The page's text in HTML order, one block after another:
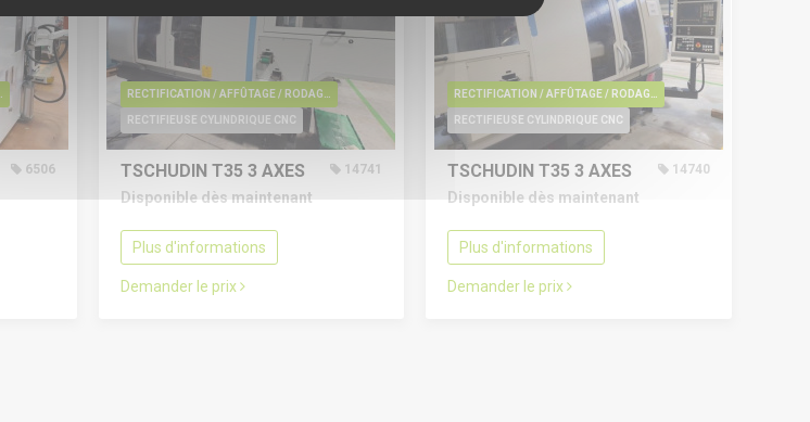
6506
RECTIFIEUSE CYLINDRIQUE CNC
TSCHUDIN T35 3 AXES 14741
Disponible dès maintenant
Plus d'informations
Demander le prix
RECTIFIEUSE CYLINDRIQUE CNC
TSCHUDIN T353 AXES 14740
Disponible dès maintenant
Plus d'informations
Demander le prix